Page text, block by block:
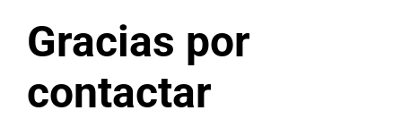
Gracias por
contactar